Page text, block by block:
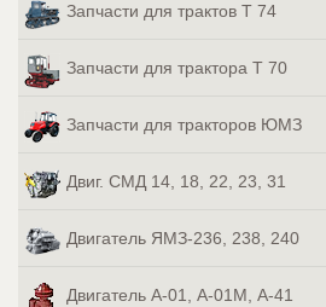
Запчасти для трактов Т 74
Запчасти для трактора Т 70
Запчасти для тракторов ЮМЗ
Двиг. СМД 14, 18, 22, 23, 31
Двигатель ЯМЗ-236, 238, 240
Двигатель А-01, А-01М, А-41